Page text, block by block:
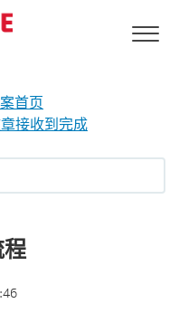
首页
接收到完成